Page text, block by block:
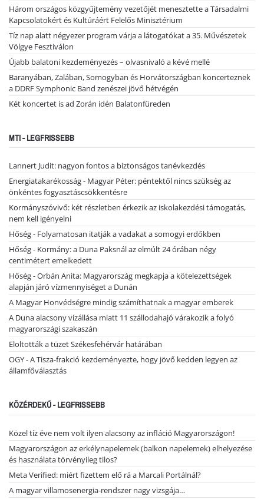
Három országos közgyűjtemény vezetőjét menesztette a Társadalmi
Kapcsolatokért és Kultúráért Felelős Minisztérium
Tíz nap alatt négyezer program várja a látogatókat a 35. Művészetek
Völgye Fesztiválon
Újabb balatoni kezdeményezés – olvasnivaló a kévé mellé
Baranyában, Zalában, Somogyban és Horvátországban koncerteznek
a DDRF Symphonic Band zenészei jövő hétvégén
Két koncertet is ad Zorán idén Balatonfüreden
MTI - LEGFRISSEBB
Lannert Judit: nagyon fontos a biztonságos tanévkezdés
Energiatakarékosság - Magyar Péter: péntektől nincs szükség az
önkéntes fogyasztáscsökkentésre
Kormányszóvivő: két részletben érkezik az iskolakezdési támogatás,
nem kell igényelni
Hőség - Folyamatosan itatják a vadakat a somogyi erdőkben
Hőség - Kormány: a Duna Paksnál az elmúlt 24 órában négy
centimétert emelkedett
Hőség - Orbán Anita: Magyarország megkapja a kötelezettségek
alapján járó vízmennyiséget a Dunán
A Magyar Honvédségre mindig számíthatnak a magyar emberek
A Duna alacsony vízállása miatt 11 szállodahajó várakozik a folyó
magyarországi szakaszán
Eloltották a tüzet Székesfehérvár határában
OGY - A Tisza-frakció kezdeményezte, hogy jövő kedden legyen az
államfőválasztás
KÖZÉRDEKŰ - LEGFRISSEBB
Közel tíz éve nem volt ilyen alacsony az infláció Magyarországon!
Magyarországon az erkélynapelemek (balkon napelemek) elhelyezése
és használata törvényileg tilos?
Meta Verified: miért fizettem elő rá a Marcali Portálnál?
A magyar villamosenergia-rendszer nagy vizsgája…